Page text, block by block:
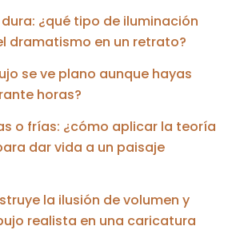
dura: ¿qué tipo de iluminación
dramatismo en un retrato?
se ve plano aunque hayas
horas?
o frías: ¿cómo aplicar la teoría
dar vida a un paisaje
la ilusión de volumen y
realista en una caricatura